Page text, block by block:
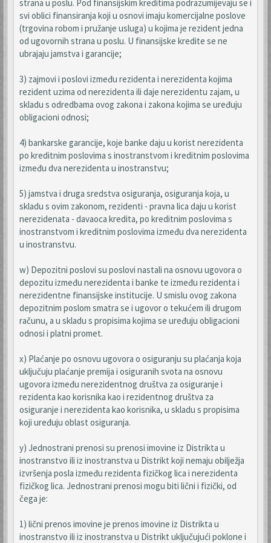
strana u poslu. Pod finansijskim kreditima podrazumijevaju se i
svi oblici finansiranja koji u osnovi imaju komercijalne poslove
(trgovina robom i pružanje usluga) u kojima je rezident jedna
od ugovornih strana u poslu. U finansijske kredite se ne
ubrajaju jamstva i garancije;
3) zajmovi i poslovi između rezidenta i nerezidenta kojima
rezident uzima od nerezidenta ili daje nerezidentu zajam, u
skladu s odredbama ovog zakona i zakona kojima se uređuju
obligacioni odnosi;
4) bankarske garancije, koje banke daju u korist nerezidenta
po kreditnim poslovima s inostranstvom i kreditnim poslovima
između dva nerezidenta u inostranstvu;
5) jamstva i druga sredstva osiguranja, osiguranja koja, u
skladu s ovim zakonom, rezidenti - pravna lica daju u korist
nerezidenata - davaoca kredita, po kreditnim poslovima s
inostranstvom i kreditnim poslovima između dva nerezidenta
u inostranstvu.
w) Depozitni poslovi su poslovi nastali na osnovu ugovora o
depozitu između nerezidenta i banke te između rezidenta i
nerezidentne finansijske institucije. U smislu ovog zakona
depozitnim poslom smatra se i ugovor o tekućem ili drugom
računu, a u skladu s propisima kojima se uređuju obligacioni
odnosi i platni promet.
x) Plaćanje po osnovu ugovora o osiguranju su plaćanja koja
uključuju plaćanje premija i osiguranih svota na osnovu
ugovora između nerezidentnog društva za osiguranje i
rezidenta kao korisnika kao i rezidentnog društva za
osiguranje i nerezidenta kao korisnika, u skladu s propisima
koji uređuju oblast osiguranja.
y) Jednostrani prenosi su prenosi imovine iz Distrikta u
inostranstvo ili iz inostranstva u Distrikt koji nemaju obilježja
izvršenja posla između rezidenta fizičkog lica i nerezidenta
fizičkog lica. Jednostrani prenosi mogu biti lični i fizički, od
čega je:
1) lični prenos imovine je prenos imovine iz Distrikta u
inostranstvo ili iz inostranstva u Distrikt uključujući poklone i